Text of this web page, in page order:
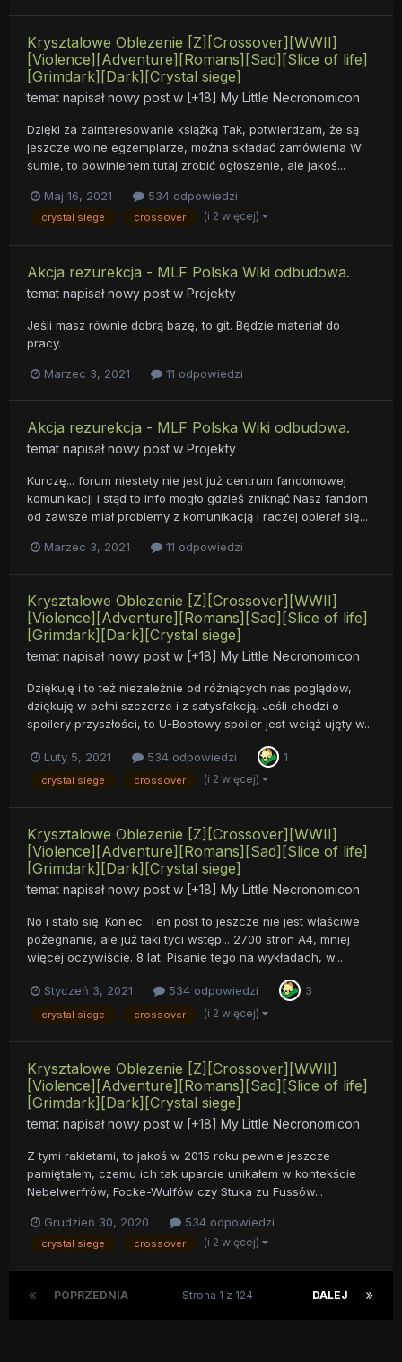
Krysztalowe Oblezenie [Z][Crossover][WWII]
[Violence][Adventure][Romans][Sad][Slice of life]
[Grimdark][Dark][Crystal siege]
temat napisał nowy post w [+18] My Little Necronomicon
Dzięki za zainteresowanie książką Tak, potwierdzam, że są
jeszcze wolne egzemplarze, można składać zamówienia W
sumie, to powinienem tutaj zrobić ogłoszenie, ale jakoś...
Maj 16, 2021 534 odpowiedzi
crystal siege crossover (i 2 więcej)
Akcja rezurekcja - MLF Polska Wiki odbudowa.
temat napisał nowy post w Projekty
Jeśli masz równie dobrą bazę, to git. Będzie materiał do
pracy.
Marzec 3, 2021 11 odpowiedzi
Akcja rezurekcja - MLF Polska Wiki odbudowa.
temat napisał nowy post w Projekty
Kurczę... forum niestety nie jest już centrum fandomowej
komunikacji i stąd to info mogło gdzieś zniknąć Nasz fandom
od zawsze miał problemy z komunikacją i raczej opierał się...
Marzec 3, 2021 11 odpowiedzi
Krysztalowe Oblezenie [Z][Crossover][WWII]
[Violence][Adventure][Romans][Sad][Slice of life]
[Grimdark][Dark][Crystal siege]
temat napisał nowy post w [+18] My Little Necronomicon
Dziękuję i to też niezależnie od różniących nas poglądów,
dziękuję w pełni szczerze i z satysfakcją. Jeśli chodzi o
spoilery przyszłości, to U-Bootowy spoiler jest wciąż ujęty w...
Luty 5, 2021 534 odpowiedzi 1
crystal siege crossover (i 2 więcej)
Krysztalowe Oblezenie [Z][Crossover][WWII]
[Violence][Adventure][Romans][Sad][Slice of life]
[Grimdark][Dark][Crystal siege]
temat napisał nowy post w [+18] My Little Necronomicon
No i stało się. Koniec. Ten post to jeszcze nie jest właściwe
pożegnanie, ale już taki tyci wstęp... 2700 stron A4, mniej
więcej oczywiście. 8 lat. Pisanie tego na wykładach, w...
Styczeń 3, 2021 534 odpowiedzi 3
crystal siege crossover (i 2 więcej)
Krysztalowe Oblezenie [Z][Crossover][WWII]
[Violence][Adventure][Romans][Sad][Slice of life]
[Grimdark][Dark][Crystal siege]
temat napisał nowy post w [+18] My Little Necronomicon
Z tymi rakietami, to jakoś w 2015 roku pewnie jeszcze
pamiętałem, czemu ich tak uparcie unikałem w kontekście
Nebelwerfrów, Focke-Wulfów czy Stuka zu Fussów...
Grudzień 30, 2020 534 odpowiedzi
crystal siege crossover (i 2 więcej)
POPRZEDNIA DALEJ
Strona 1 z 124